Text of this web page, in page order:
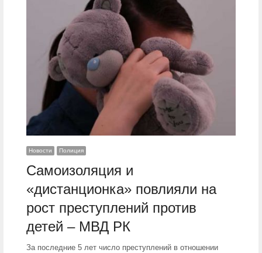
Новости Полиция
Самоизоляция и
«дистанционка» повлияли на
рост преступлений против
детей – МВД РК
За последние 5 лет число преступлений в отношении